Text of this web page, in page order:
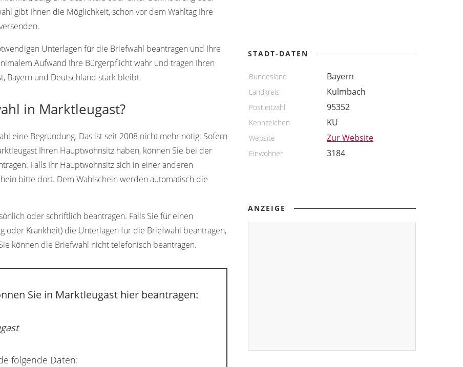
gibt Ihnen die Möglichkeit, schon vor dem Wahltag Ihre
Unterlagen für die Briefwahl beantragen und Ihre
Aufwand Ihre Bürgerpflicht wahr und tragen Ihren
Bayern und Deutschland stark bleibt.
in Marktleugast?
eine Begründung. Das ist seit 2008 nicht mehr nötig. Sofern
Ihren Hauptwohnsitz haben, können Sie bei der
Falls Ihr Hauptwohnsitz sich in einer anderen
bitte dort. Dem Wahlschein werden automatisch die
oder schriftlich beantragen. Falls Sie für einen
oder Krankheit) die Unterlagen für die Briefwahl beantragen,
können die Briefwahl nicht telefonisch beantragen.
Sie in Marktleugast hier beantragen:
folgende Daten:
STADT-DATEN
Bundesland Bayern
Landkreis Kulmbach
Postleitzahl 95352
Kennzeichen KU
Website Zur Website
Einwohner 3184
ANZEIGE